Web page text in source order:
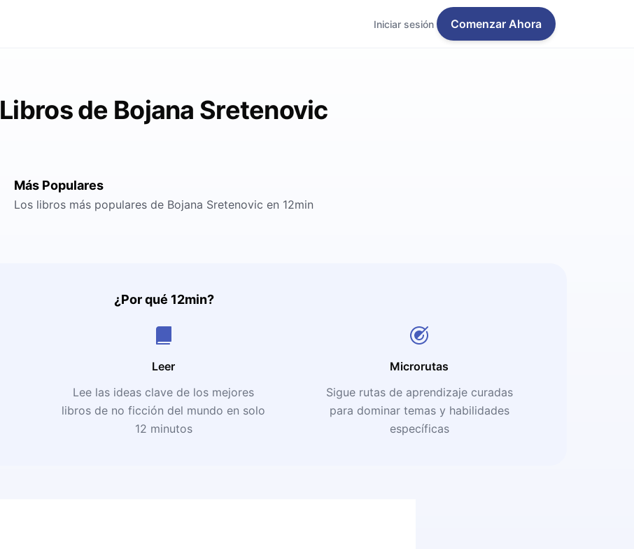
Iniciar sesión Comenzar Ahora
Libros de Bojana Sretenovic
Más Populares
Los libros más populares de Bojana Sretenovic en 12min
¿Por qué 12min?
Leer
Lee las ideas clave de los mejores
libros de no ficción del mundo en solo
12 minutos
Microrutas
Sigue rutas de aprendizaje curadas
para dominar temas y habilidades
específicas